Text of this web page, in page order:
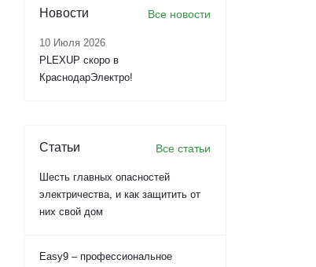
Новости Все новости
10 Июля 2026
PLEXUP скоро в
КраснодарЭлектро!
Статьи Все статьи
Шесть главных опасностей
электричества, и как защитить от
них свой дом
Easy9 – профессиональное